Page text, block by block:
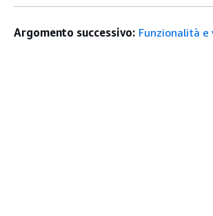
Argomento successivo: Funzionalità